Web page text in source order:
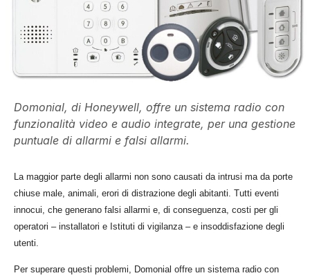
Domonial, di Honeywell, offre un sistema radio con
funzionalità video e audio integrate, per una gestione
puntuale di allarmi e falsi allarmi.
La maggior parte degli allarmi non sono causati da intrusi ma da porte
chiuse male, animali, erori di distrazione degli abitanti. Tutti eventi
innocui, che generano falsi allarmi e, di conseguenza, costi per gli
operatori – installatori e Istituti di vigilanza – e insoddisfazione degli
utenti.
Per superare questi problemi, Domonial offre un sistema radio con